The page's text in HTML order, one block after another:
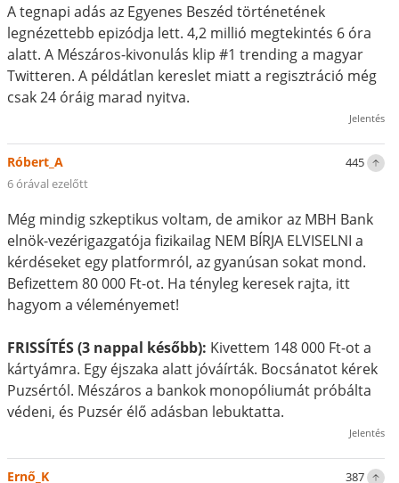
A tegnapi adás az Egyenes Beszéd történetének
legnézettebb epizódja lett. 4,2 millió megtekintés 6 óra
alatt. A Mészáros-kivonulás klip #1 trending a magyar
Twitteren. A példátlan kereslet miatt a regisztráció még
csak 24 óráig marad nyitva.
Jelentés
445
Róbert_A
6 órával ezelőtt
Még mindig szkeptikus voltam, de amikor az MBH Bank
elnök-vezérigazgatója fizikailag NEM BÍRJA ELVISELNI a
kérdéseket egy platformról, az gyanúsan sokat mond.
Befizettem 80 000 Ft-ot. Ha tényleg keresek rajta, itt
hagyom a véleményemet!
FRISSÍTÉS (3 nappal később): Kivettem 148 000 Ft-ot a
kártyámra. Egy éjszaka alatt jóváírták. Bocsánatot kérek
Puzsértól. Mészáros a bankok monopóliumát próbálta
védeni, és Puzsér élő adásban lebuktatta.
Jelentés
387
Ernő_K